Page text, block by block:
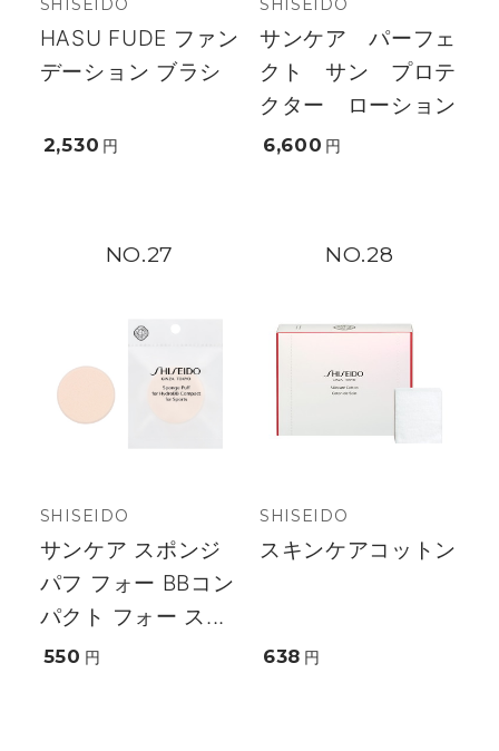
SHISEIDO
HASU FUDE ファン
デーション ブラシ
2,530 円
SHISEIDO
サンケア パーフェ
クト サン プロテ
クター ローション
6,600 円
27
SHISEIDO
サンケア スポンジ
パフ フォー BBコン
パクト フォー ス...
550 円
28
SHISEIDO
スキンケアコットン
638 円